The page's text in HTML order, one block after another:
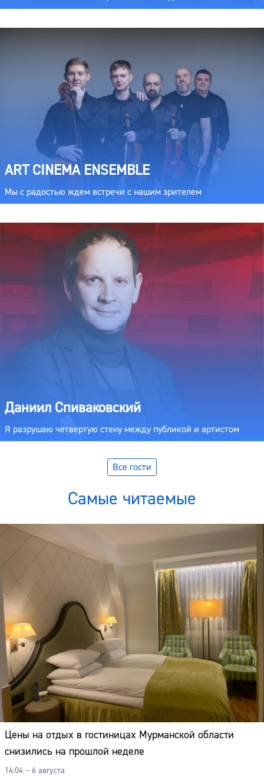
ART CINEMA ENSEMBLE
Мы с радостью ждем встречи с нашим зрителем
Даниил Спиваковский
Я разрушаю четвертую стену между публикой и артистом
Все гости
Самые читаемые
Цены на отдых в гостиницах Мурманской области
снизились на прошлой неделе
14:04 – 6 августа